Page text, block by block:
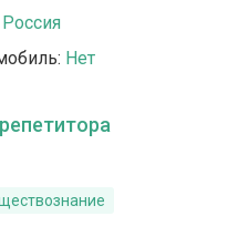
Россия
Нет